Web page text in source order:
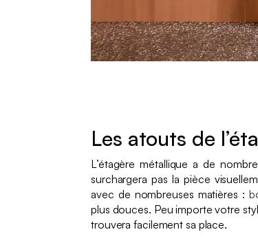
Les atouts de
L’étagère métallique a de
surchargera pas la pièce
avec de nombreuses matières :
plus douces. Peu importe votre
trouvera facilement sa place.